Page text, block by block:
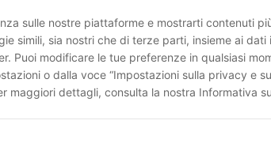
sulle nostre piattaforme e mostrarti contenuti
simili, sia nostri che di terze parti, insieme ai dati
Puoi modificare le tue preferenze in qualsiasi
o dalla voce “Impostazioni sulla privacy e
maggiori dettagli, consulta la nostra Informativa